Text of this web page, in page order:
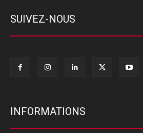
SUIVEZ-NOUS
INFORMATIONS